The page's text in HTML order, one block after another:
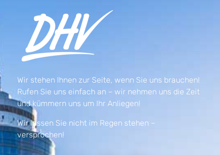
Wir stehen Ihnen zur Seite, wenn Sie uns brauchen!
Rufen Sie uns einfach an – wir nehmen uns die Zeit
und kümmern uns um Ihr Anliegen!
Wir lassen Sie nicht im Regen stehen –
versprochen!